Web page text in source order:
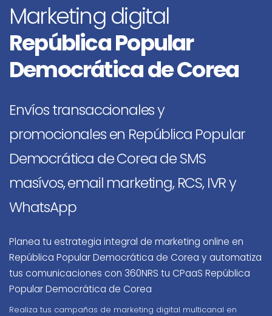
Marketing digital
República Popular
Democrática de Corea
Envíos transaccionales y
promocionales en República Popular
Democrática de Corea de SMS
masívos, email marketing, RCS, IVR y
WhatsApp
Planea tu estrategia integral de marketing online en
República Popular Democrática de Corea y automatiza
tus comunicaciones con 360NRS tu CPaaS República
Popular Democrática de Corea
Realiza tus campañas de marketing digital multicanal en